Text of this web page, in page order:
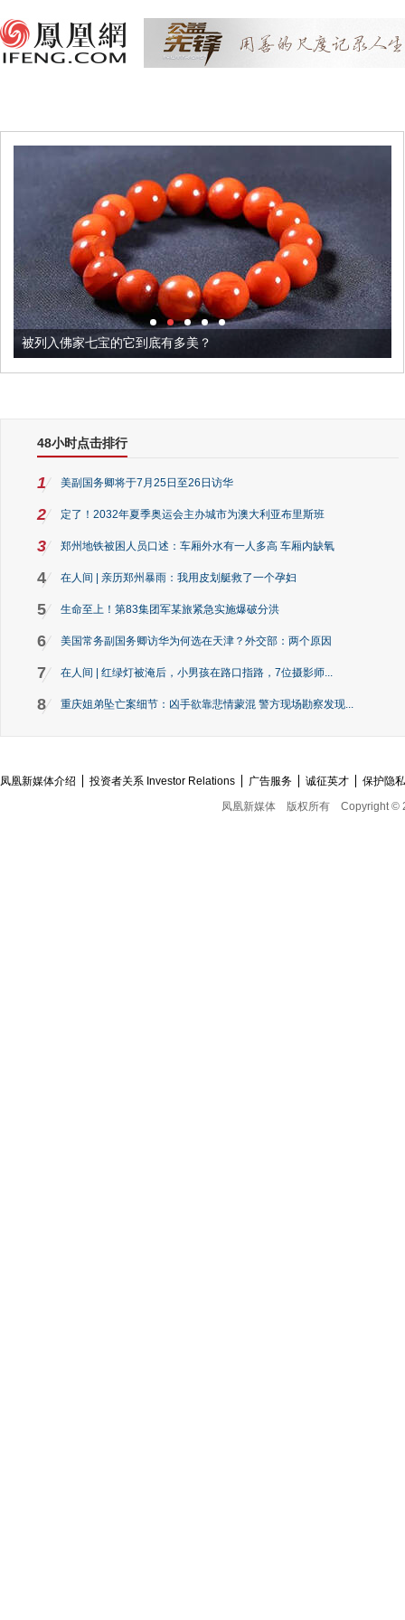
被列入佛家七宝的它到底有多美？
48小时点击排行
1 美副国务卿将于7月25日至26日访华
2 定了！2032年夏季奥运会主办城市为澳大利亚布里斯班
3 郑州地铁被困人员口述：车厢外水有一人多高 车厢内缺氧
4 在人间 | 亲历郑州暴雨：我用皮划艇救了一个孕妇
5 生命至上！第83集团军某旅紧急实施爆破分洪
6 美国常务副国务卿访华为何选在天津？外交部：两个原因
7 在人间 | 红绿灯被淹后，小男孩在路口指路，7位摄影师...
8 重庆姐弟坠亡案细节：凶手欲靠悲情蒙混 警方现场勘察发现...
凤凰新媒体介绍 投资者关系 Investor Relations 广告服务 诚征英才
保护隐
凤凰新媒体
版权所有 Copyright ©